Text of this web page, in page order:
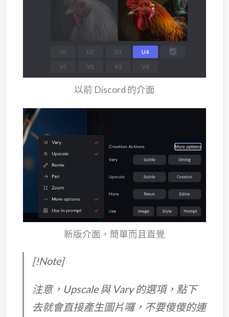
以前 Discord 的介面
新版介面，簡單而且直覺
[!Note]
注意，Upscale 與 Vary 的選項，點下
去就會直接產生圖片囉，不要傻傻的連